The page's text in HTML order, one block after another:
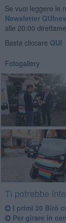
Se vuoi leggere le
Newsletter
alle 20:00
Basta cliccare QUI
Fotogallery
Ti potrebbe
I primi 20 Birò
Per girare in